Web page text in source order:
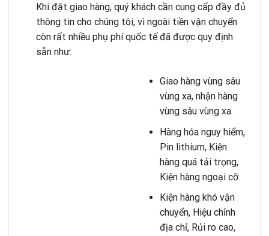
Khi đặt giao hàng, quý khách cần cung cấp đầy đủ
thông tin cho chúng tôi, vì ngoài tiền vận chuyển
còn rất nhiều phụ phí quốc tế đã được quy định
sẵn như:
Giao hàng vùng sâu
vùng xa, nhận hàng
vùng sâu vùng xa.
Hàng hóa nguy hiểm,
Pin lithium, Kiện
hàng quá tải trọng,
Kiện hàng ngoại cỡ.
Kiện hàng khó vận
chuyển, Hiệu chỉnh
địa chỉ, Rủi ro cao,